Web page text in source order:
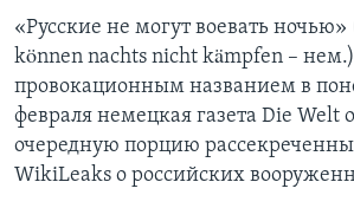
Языки
«Русские не могут воевать ночью»
können nachts nicht kämpfen –
провокационным названием в
февраля немецкая газета Die Welt
очередную порцию
WikiLeaks о российских